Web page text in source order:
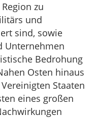
zu
und
sind, sowie
Unternehmen
Bedrohung
Osten hinaus
Staaten
eines großen